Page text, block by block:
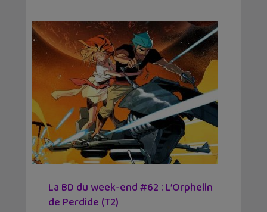
La BD du week-end #62 : L’Orphelin
de Perdide (T2)